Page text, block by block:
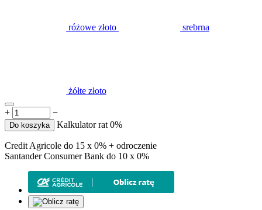
różowe złoto srebrna
żółte złoto
+ −
Do koszyka Kalkulator rat 0%
Credit Agricole do 15 x 0% + odroczenie
Santander Consumer Bank do 10 x 0%